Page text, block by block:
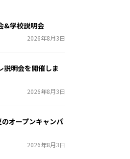
&学校説明会
2026年8月3日
説明会を開催しま
2026年8月3日
オープンキャンパ
2026年8月3日